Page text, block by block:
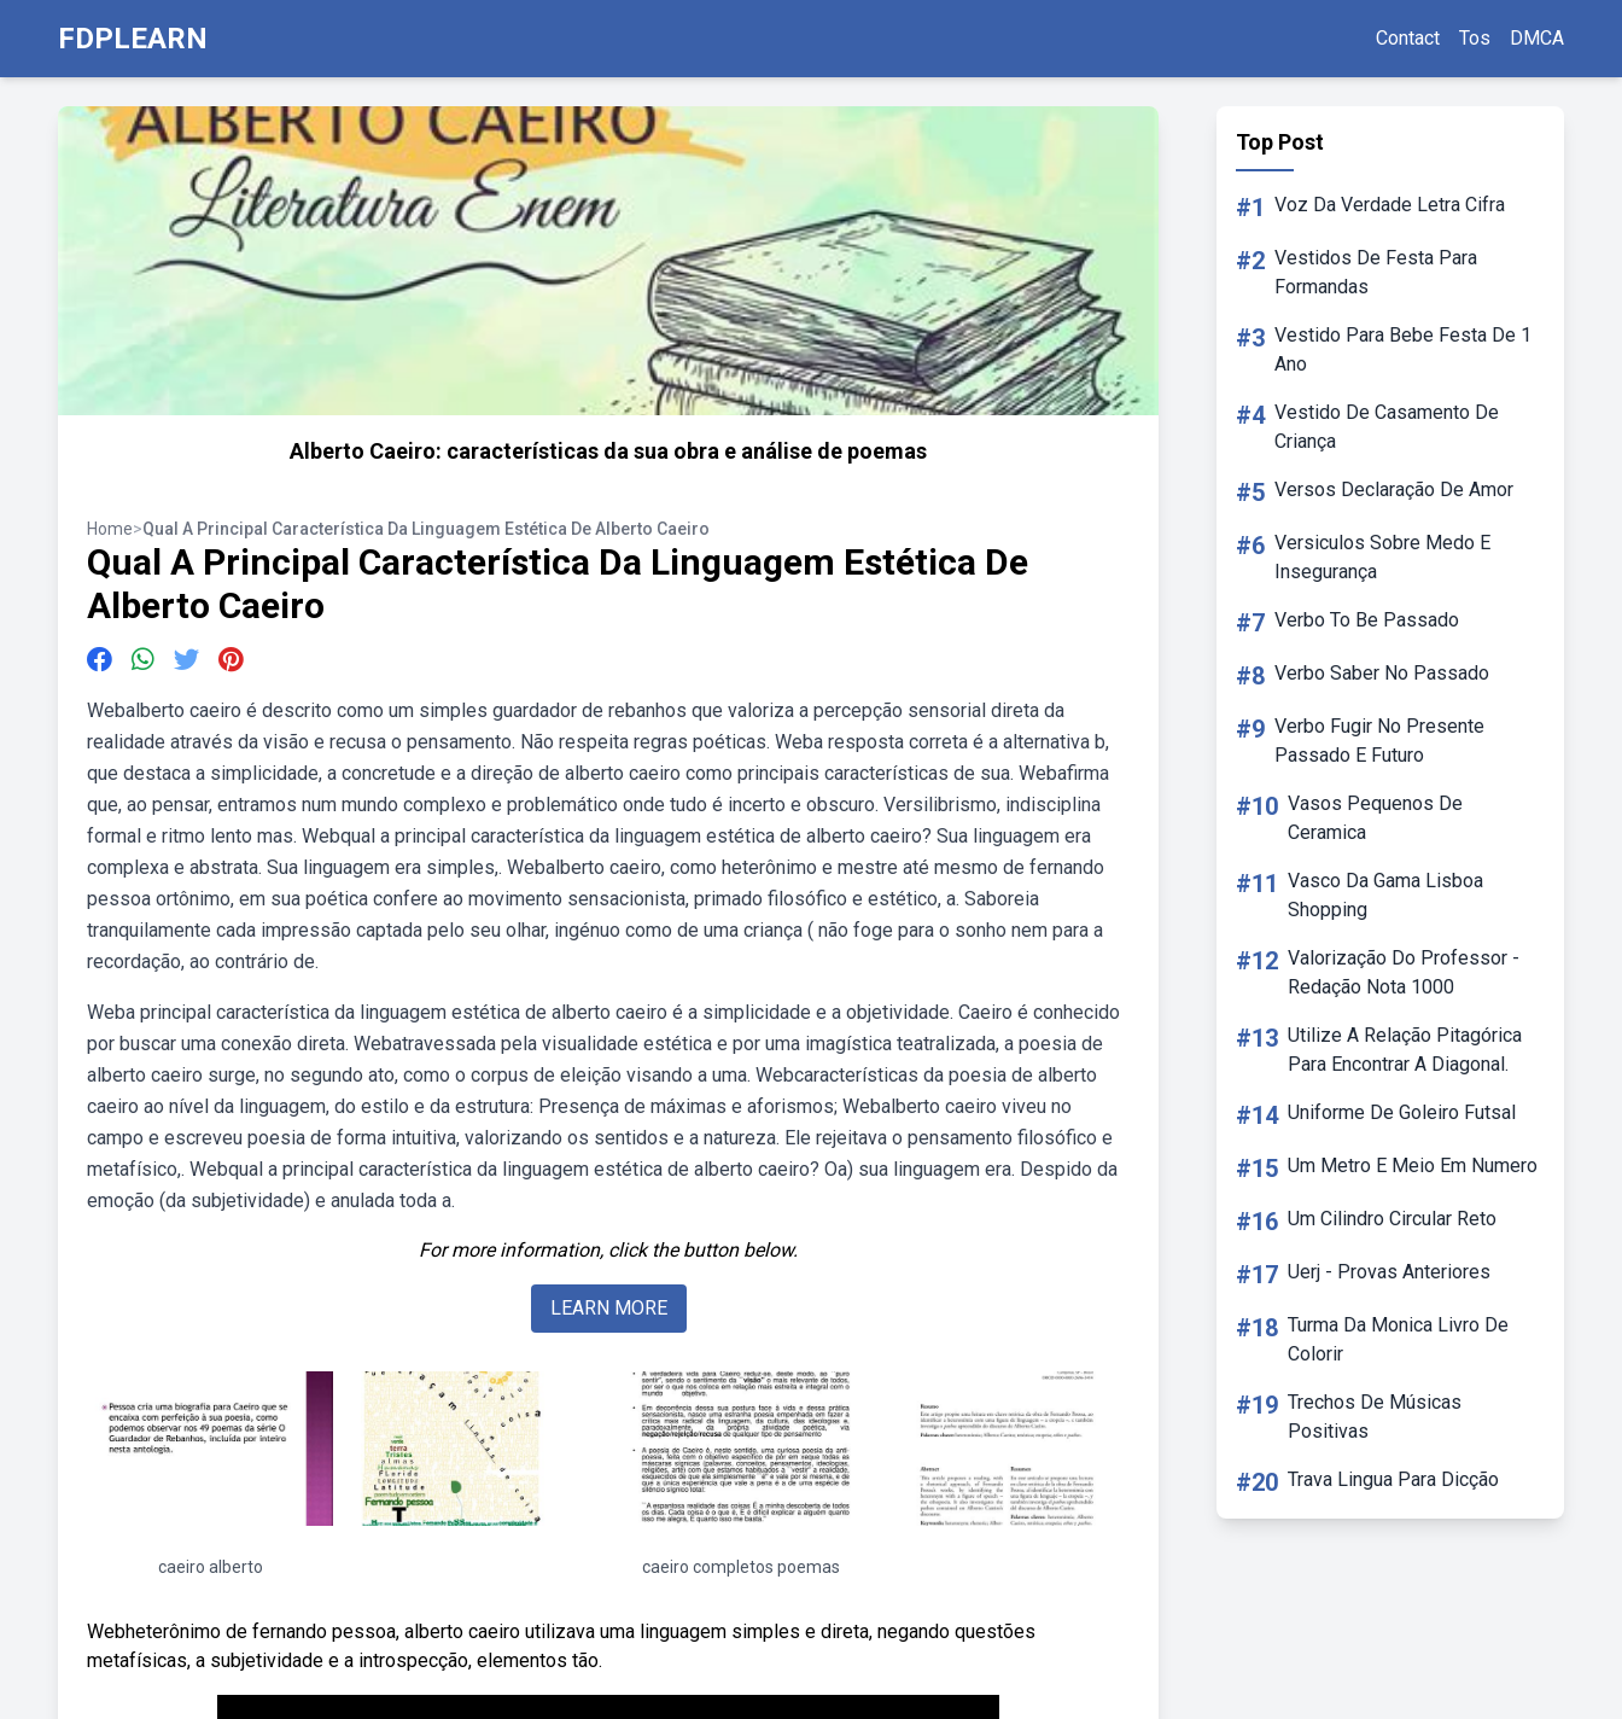
FDPLEARN Contact Tos DMCA
Alberto Caeiro: características da sua obra e análise de poemas
Home>Qual A Principal Característica Da Linguagem Estética De Alberto Caeiro
Qual A Principal Característica Da Linguagem Estética De
Alberto Caeiro
Webalberto caeiro é descrito como um simples guardador de rebanhos que valoriza a percepção sensorial direta da
realidade através da visão e recusa o pensamento. Não respeita regras poéticas. Weba resposta correta é a alternativa b,
que destaca a simplicidade, a concretude e a direção de alberto caeiro como principais características de sua. Webafirma
que, ao pensar, entramos num mundo complexo e problemático onde tudo é incerto e obscuro. Versilibrismo, indisciplina
formal e ritmo lento mas. Webqual a principal característica da linguagem estética de alberto caeiro? Sua linguagem era
complexa e abstrata. Sua linguagem era simples,. Webalberto caeiro, como heterônimo e mestre até mesmo de fernando
pessoa ortônimo, em sua poética confere ao movimento sensacionista, primado filosófico e estético, a. Saboreia
tranquilamente cada impressão captada pelo seu olhar, ingénuo como de uma criança ( não foge para o sonho nem para a
recordação, ao contrário de.
Weba principal característica da linguagem estética de alberto caeiro é a simplicidade e a objetividade. Caeiro é conhecido
por buscar uma conexão direta. Webatravessada pela visualidade estética e por uma imagística teatralizada, a poesia de
alberto caeiro surge, no segundo ato, como o corpus de eleição visando a uma. Webcaracterísticas da poesia de alberto
caeiro ao nível da linguagem, do estilo e da estrutura: Presença de máximas e aforismos; Webalberto caeiro viveu no
campo e escreveu poesia de forma intuitiva, valorizando os sentidos e a natureza. Ele rejeitava o pensamento filosófico e
metafísico,. Webqual a principal característica da linguagem estética de alberto caeiro? Oa) sua linguagem era. Despido da
emoção (da subjetividade) e anulada toda a.
For more information, click the button below.
LEARN MORE
caeiro alberto caeiro completos poemas
Webheterônimo de fernando pessoa, alberto caeiro utilizava uma linguagem simples e direta, negando questões
metafísicas, a subjetividade e a introspecção, elementos tão.
Top Post
#1 Voz Da Verdade Letra Cifra
#2 Vestidos De Festa Para
Formandas
#3 Vestido Para Bebe Festa De 1
Ano
#4 Vestido De Casamento De
Criança
#5 Versos Declaração De Amor
#6 Versiculos Sobre Medo E
Insegurança
#7 Verbo To Be Passado
#8 Verbo Saber No Passado
#9 Verbo Fugir No Presente
Passado E Futuro
#10 Vasos Pequenos De
Ceramica
#11 Vasco Da Gama Lisboa
Shopping
#12 Valorização Do Professor -
Redação Nota 1000
#13 Utilize A Relação Pitagórica
Para Encontrar A Diagonal.
#14 Uniforme De Goleiro Futsal
#15 Um Metro E Meio Em Numero
#16 Um Cilindro Circular Reto
#17 Uerj - Provas Anteriores
#18 Turma Da Monica Livro De
Colorir
#19 Trechos De Músicas
Positivas
#20 Trava Lingua Para Dicção